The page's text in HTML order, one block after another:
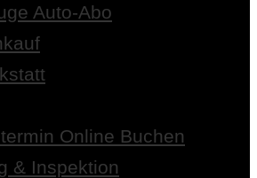
Auto-Abo
Online Buchen
& Inspektion